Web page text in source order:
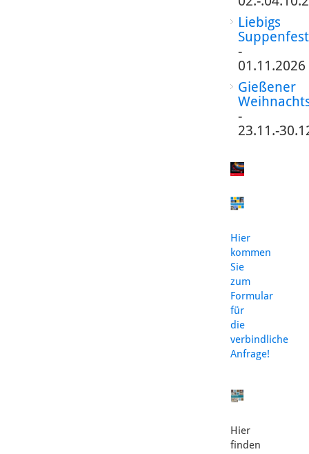
Liebigs
Suppenfest
-
01.11.2026
Gießener
-
23.11.-
Hier
kommen
Sie
zum
Formular
für
die
verbindliche
Anfrage!
Hier
finden